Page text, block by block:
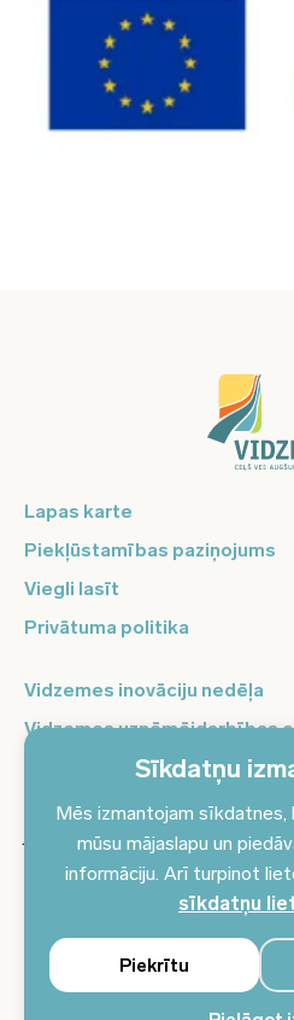
Sīkdatņu
Mēs izmantojam
mūsu mājaslapu un
informāciju. Arī turpinot
sīkdatņu
Piekrītu
Lapas karte
Piekļūstamības paziņojums
Viegli lasīt
Privātuma politika
Vidzemes inovāciju nedēļa
Vidzemes uzņēmējdarbības
Balso Vidzeme
Pierakstieties jaunumiem un
jaunumus savā e-pastā!
Pieteikties